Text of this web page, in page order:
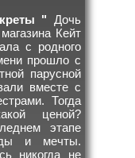
" Дочь
Кейт
с родного
прошло с
парусной
вместе с
Тогда
ценой?
этапе
и мечты.
никогда не